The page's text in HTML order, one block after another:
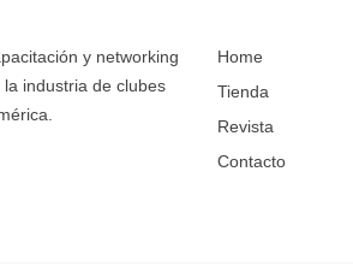
y networking
industria de clubes
Home
Tienda
Revista
Contacto